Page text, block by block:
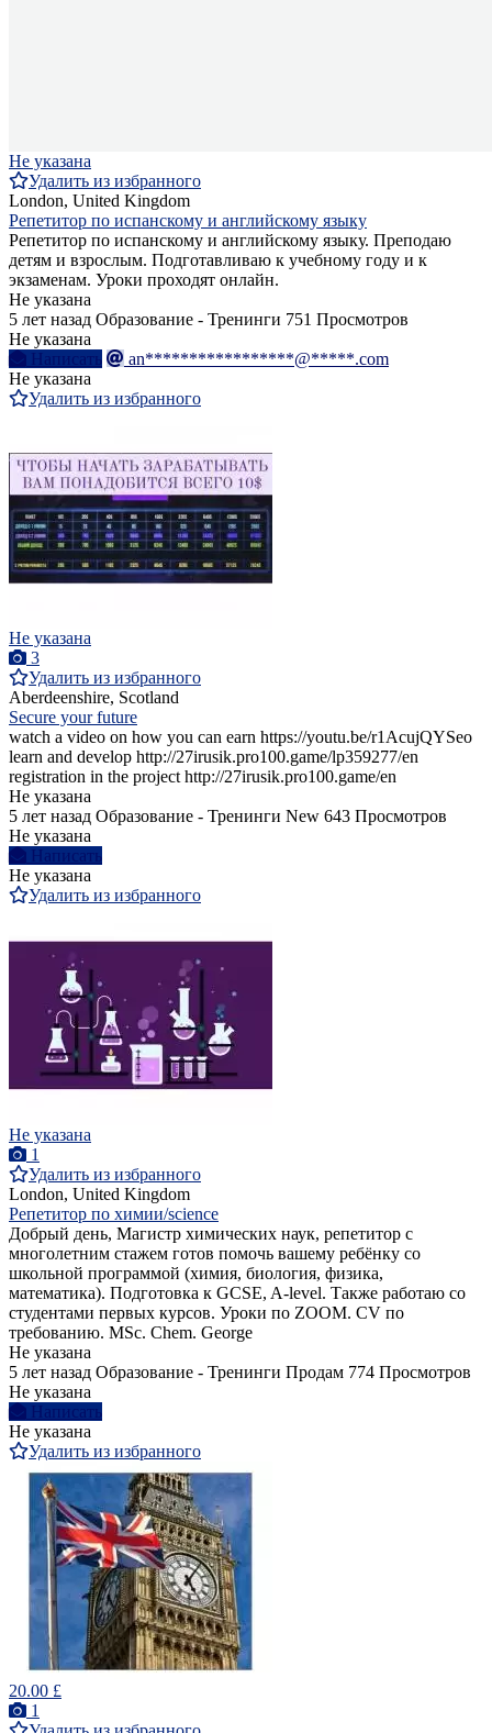
Не указана
Удалить из избранного
London, United Kingdom
Репетитор по испанскому и английскому языку
Репетитор по испанскому и английскому языку. Преподаю
детям и взрослым. Подготавливаю к учебному году и к
экзаменам. Уроки проходят онлайн.
Не указана
5 лет назад Образование - Тренинги 751 Просмотров
Не указана
Написать
an*****************@*****.com
Не указана
Удалить из избранного
Не указана
3
Удалить из избранного
Aberdeenshire, Scotland
Secure your future
watch a video on how you can earn https://youtu.be/r1AcujQYSeo
learn and develop http://27irusik.pro100.game/lp359277/en
registration in the project http://27irusik.pro100.game/en
Не указана
5 лет назад Образование - Тренинги New 643 Просмотров
Не указана
Написать
Не указана
Удалить из избранного
Не указана
1
Удалить из избранного
London, United Kingdom
Репетитор по химии/science
Добрый день, Магистр химических наук, репетитор с
многолетним стажем готов помочь вашему ребёнку со
школьной программой (химия, биология, физика,
математика). Подготовка к GCSE, A-level. Также работаю со
студентами первых курсов. Уроки по ZOOM. CV по
требованию. MSc. Chem. George
Не указана
5 лет назад Образование - Тренинги Продам 774 Просмотров
Не указана
Написать
Не указана
Удалить из избранного
20.00 £
1